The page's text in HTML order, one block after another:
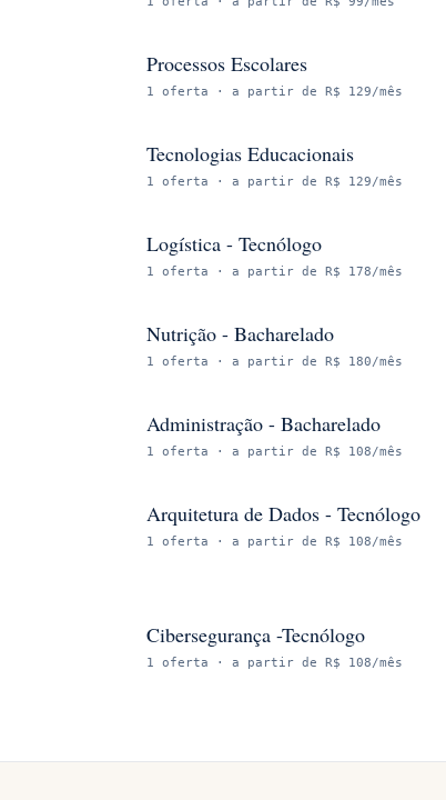
Processos Escolares
1 oferta · a partir de R$ 129/mês
Tecnologias Educacionais
1 oferta · a partir de R$ 129/mês
Logística - Tecnólogo
1 oferta · a partir de R$ 178/mês
Nutrição - Bacharelado
1 oferta · a partir de R$ 180/mês
Administração - Bacharelado
1 oferta · a partir de R$ 108/mês
Arquitetura de Dados - Tecnólogo
1 oferta · a partir de R$ 108/mês
Cibersegurança -Tecnólogo
1 oferta · a partir de R$ 108/mês